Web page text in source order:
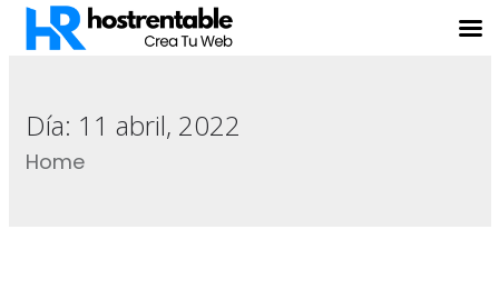
Día: 11 abril, 2022
Home